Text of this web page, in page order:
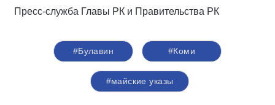
Пресс-служба Главы РК и Правительства РК
#Булавин #Коми
#майские указы